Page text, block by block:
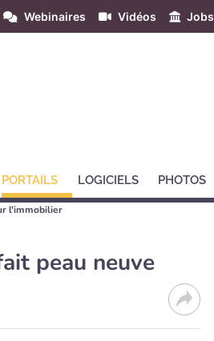
Webinaires Vidéos Jobs
PORTAILS LOGICIELS PHOTOS
l'immobilier
peau neuve